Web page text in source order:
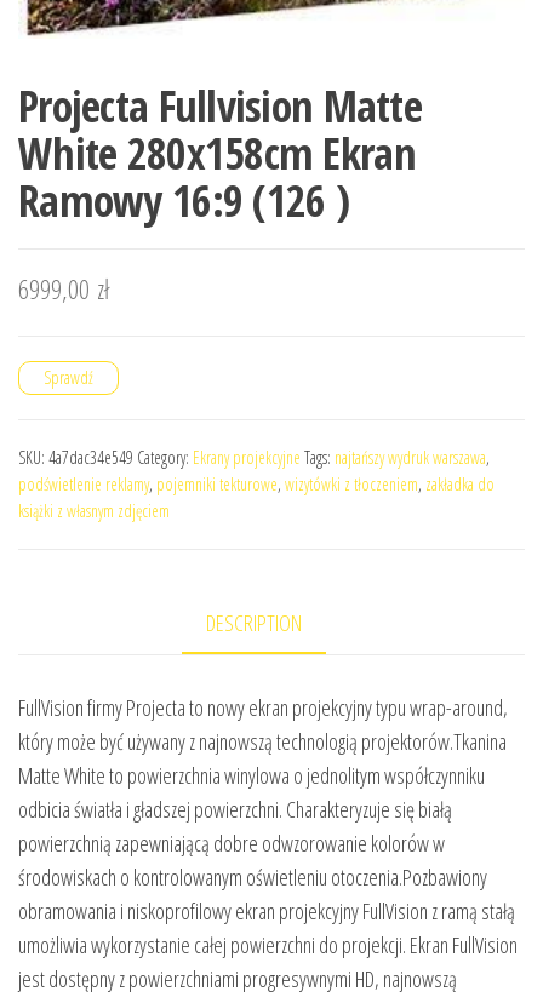
Projecta Fullvision Matte
White 280x158cm Ekran
Ramowy 16:9 (126 )
6999,00 zł
Sprawdź
SKU: 4a7dac34e549 Category: Ekrany projekcyjne Tags: najtańszy wydruk warszawa,
podświetlenie reklamy, pojemniki tekturowe, wizytówki z tłoczeniem, zakładka do
książki z własnym zdjęciem
DESCRIPTION
FullVision firmy Projecta to nowy ekran projekcyjny typu wrap-around,
który może być używany z najnowszą technologią projektorów.Tkanina
Matte White to powierzchnia winylowa o jednolitym współczynniku
odbicia światła i gładszej powierzchni. Charakteryzuje się białą
powierzchnią zapewniającą dobre odwzorowanie kolorów w
środowiskach o kontrolowanym oświetleniu otoczenia.Pozbawiony
obramowania i niskoprofilowy ekran projekcyjny FullVision z ramą stałą
umożliwia wykorzystanie całej powierzchni do projekcji. Ekran FullVision
jest dostępny z powierzchniami progresywnymi HD, najnowszą